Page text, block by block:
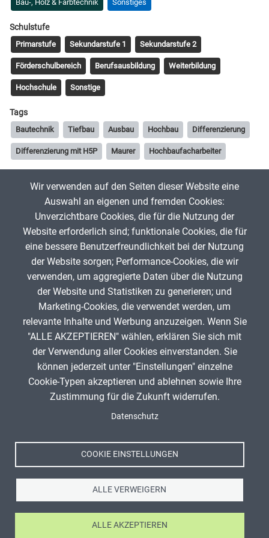
Bau-, Holz & Farbtechnik Sonstiges
Schulstufe
Primarstufe Sekundarstufe 1 Sekundarstufe 2
Förderschulbereich Berufsausbildung Weiterbildung
Hochschule Sonstige
Tags
Bautechnik Tiefbau Ausbau Hochbau Differenzierung
Differenzierung mit H5P Maurer Hochbaufacharbeiter
Patrick Oberdörfer 5. April 2025
App melden
Infos zum Urheberrecht
Patrick Oberdörfer (Author)
BY-SA 4.0)
ANZEIGE
Spenden
Impressum
Wir verwenden auf den Seiten dieser Website eine
Auswahl an eigenen und fremden Cookies:
Unverzichtbare Cookies, die für die Nutzung der
Website erforderlich sind; funktionale Cookies, die für
eine bessere Benutzerfreundlichkeit bei der Nutzung
der Website sorgen; Performance-Cookies, die wir
verwenden, um aggregierte Daten über die Nutzung
der Website und Statistiken zu generieren; und
Marketing-Cookies, die verwendet werden, um
relevante Inhalte und Werbung anzuzeigen. Wenn Sie
"ALLE AKZEPTIEREN" wählen, erklären Sie sich mit
der Verwendung aller Cookies einverstanden. Sie
können jederzeit unter "Einstellungen" einzelne
Cookie-Typen akzeptieren und ablehnen sowie Ihre
Zustimmung für die Zukunft widerrufen.
Datenschutz
COOKIE EINSTELLUNGEN
ALLE VERWEIGERN
ALLE AKZEPTIEREN
Ⓒ Zentrale für Unterrichtsmedien im Internet e.V. 2026